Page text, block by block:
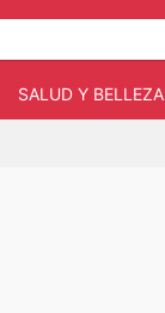
SALUD Y BELLEZA